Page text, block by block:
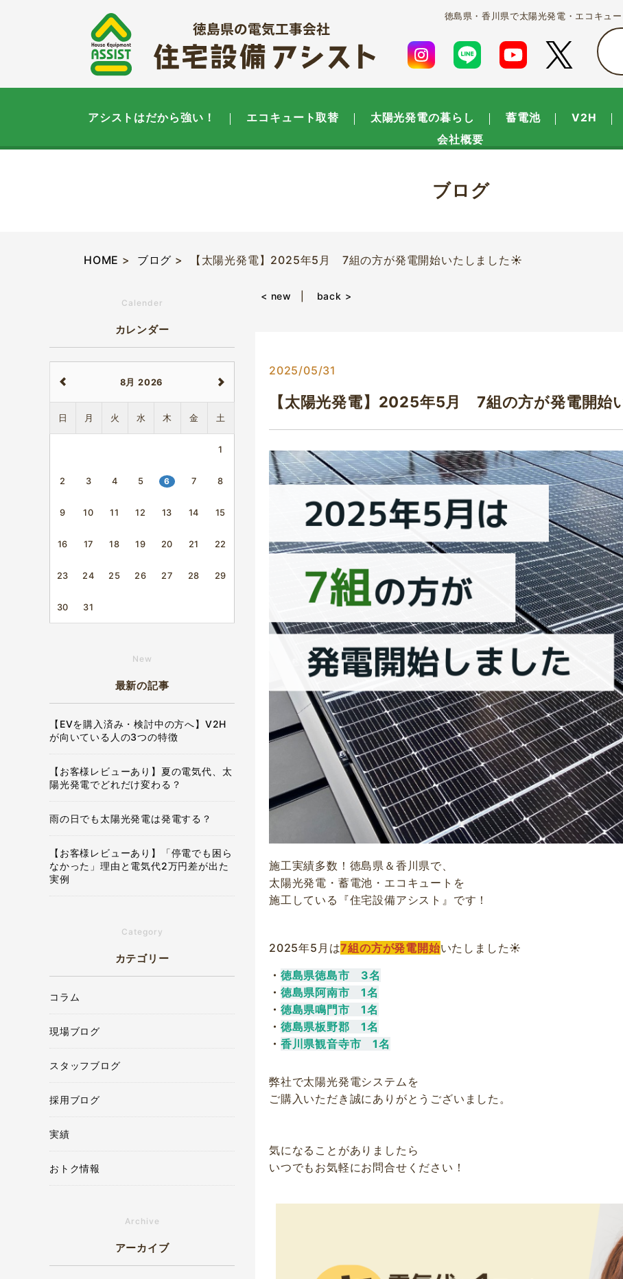
徳島県・香川県で太陽光発電・エコキュ
アシストはだから強い！ エコキュート取替 太陽光発電の暮らし 蓄電池 V2H
会社概要
ブログ
HOME ブログ 【太陽光発電】2025年5月 7組の方が発電開始いたしました☀
< new back >
2025/05/31
【太陽光発電】2025年5月 7組の方が発電開
施工実績多数！徳島県＆香川県で、
太陽光発電・蓄電池・エコキュートを
施工している『住宅設備アシスト』です！
2025年5月は7組の方が発電開始いたしました☀
・ 徳島県徳島市 3名
・ 徳島県阿南市 1名
・ 徳島県鳴門市 1名
・ 徳島県板野郡 1名
・ 香川県観音寺市 1名
弊社で太陽光発電システムを
ご購入いただき誠にありがとうございました。
気になることがありましたら
いつでもお気軽にお問合せください！
Calender
カレンダー
8月 2026
日 月 火 水 木 金 土
1
2 3 4 5 6 7 8
9 10 11 12 13 14 15
16 17 18 19 20 21 22
23 24 25 26 27 28 29
30 31
New
最新の記事
【EVを購入済み・検討中の方へ】V2H
が向いている人の3つの特徴
【お客様レビューあり】夏の電気代、太
陽光発電でどれだけ変わる？
雨の日でも太陽光発電は発電する？
【お客様レビューあり】「停電でも困ら
なかった」理由と電気代2万円差が出た
実例
Category
カテゴリー
コラム
現場ブログ
スタッフブログ
採用ブログ
実績
おトク情報
Archive
アーカイブ